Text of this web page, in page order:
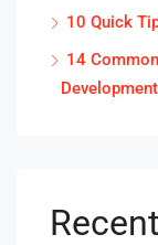
10 Quick
14
Development